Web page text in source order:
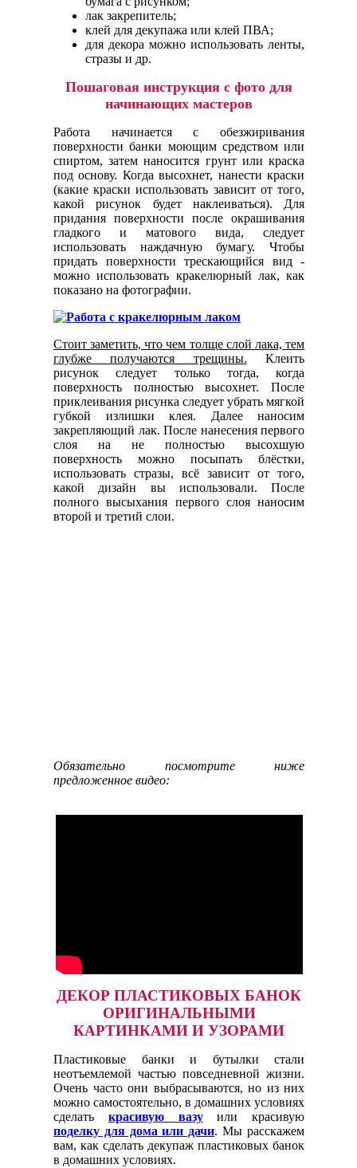
лак закрепитель;
клей для декупажа или клей ПВА;
для декора можно использовать ленты,
стразы и др.
Пошаговая инструкция с фото для
начинающих мастеров
Работа начинается с обезжиривания
поверхности банки моющим средством или
спиртом, затем наносится грунт или краска
под основу. Когда высохнет, нанести краски
(какие краски использовать зависит от того,
какой рисунок будет наклеиваться). Для
придания поверхности после окрашивания
гладкого и матового вида, следует
использовать наждачную бумагу. Чтобы
придать поверхности трескающийся вид -
можно использовать кракелюрный лак, как
показано на фотографии.
Стоит заметить, что чем толще слой лака, тем
глубже получаются трещины. Клеить
рисунок следует только тогда, когда
поверхность полностью высохнет. После
приклеивания рисунка следует убрать мягкой
губкой излишки клея. Далее наносим
закрепляющий лак. После нанесения первого
слоя на не полностью высохшую
поверхность можно посыпать блёстки,
использовать стразы, всё зависит от того,
какой дизайн вы использовали. После
полного высыхания первого слоя наносим
второй и третий слои.
Обязательно посмотрите ниже
предложенное видео:
ДЕКОР ПЛАСТИКОВЫХ БАНОК
ОРИГИНАЛЬНЫМИ
КАРТИНКАМИ И УЗОРАМИ
Пластиковые банки и бутылки стали
неотъемлемой частью повседневной жизни.
Очень часто они выбрасываются, но из них
можно самостоятельно, в домашних условиях
сделать красивую вазуили красивую
поделку для дома или дачи. Мы расскажем
вам, как сделать декупаж пластиковых банок
в домашних условиях.